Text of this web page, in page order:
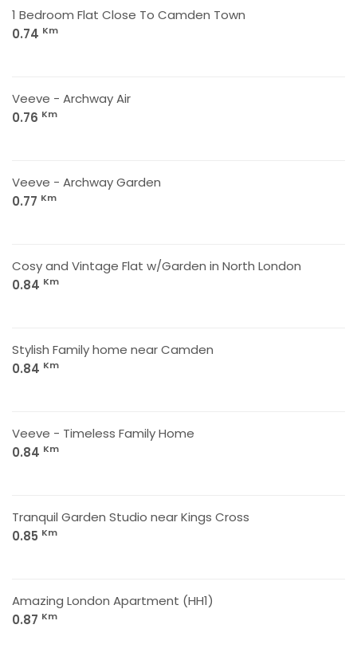
1 Bedroom Flat Close To Camden Town
0.74 Km
Veeve - Archway Air
0.76 Km
Veeve - Archway Garden
0.77 Km
Cosy and Vintage Flat w/Garden in North London
0.84 Km
Stylish Family home near Camden
0.84 Km
Veeve - Timeless Family Home
0.84 Km
Tranquil Garden Studio near Kings Cross
0.85 Km
Amazing London Apartment (HH1)
0.87 Km